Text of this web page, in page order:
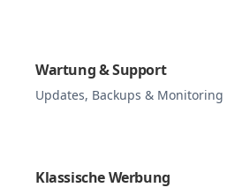
Wartung & Support
Updates, Backups & Monitoring
Klassische Werbung